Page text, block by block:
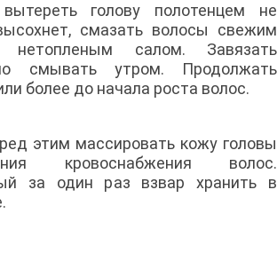
голову полотенцем не
смазать волосы свежим
салом. Завязать
смывать утром. Продолжать
более до начала роста волос.
этим массировать кожу головы
кровоснабжения волос.
за один раз взвар хранить в